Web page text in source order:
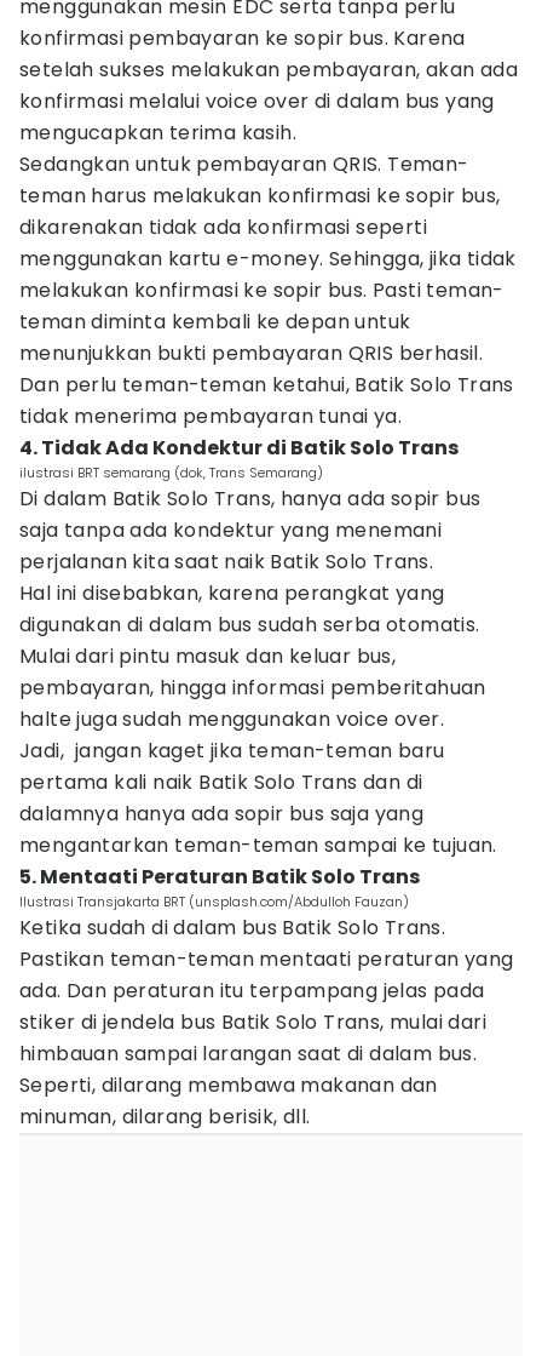
menggunakan mesin EDC serta tanpa perlu
konfirmasi pembayaran ke sopir bus. Karena
setelah sukses melakukan pembayaran, akan ada
konfirmasi melalui voice over di dalam bus yang
mengucapkan terima kasih.
Sedangkan untuk pembayaran QRIS. Teman-
teman harus melakukan konfirmasi ke sopir bus,
dikarenakan tidak ada konfirmasi seperti
menggunakan kartu e-money. Sehingga, jika tidak
melakukan konfirmasi ke sopir bus. Pasti teman-
teman diminta kembali ke depan untuk
menunjukkan bukti pembayaran QRIS berhasil.
Dan perlu teman-teman ketahui, Batik Solo Trans
tidak menerima pembayaran tunai ya.
4. Tidak Ada Kondektur di Batik Solo Trans
ilustrasi BRT semarang (dok, Trans Semarang)
Di dalam Batik Solo Trans, hanya ada sopir bus
saja tanpa ada kondektur yang menemani
perjalanan kita saat naik Batik Solo Trans.
Hal ini disebabkan, karena perangkat yang
digunakan di dalam bus sudah serba otomatis.
Mulai dari pintu masuk dan keluar bus,
pembayaran, hingga informasi pemberitahuan
halte juga sudah menggunakan voice over.
Jadi, jangan kaget jika teman-teman baru
pertama kali naik Batik Solo Trans dan di
dalamnya hanya ada sopir bus saja yang
mengantarkan teman-teman sampai ke tujuan.
5. Mentaati Peraturan Batik Solo Trans
Ilustrasi Transjakarta BRT (unsplash.com/Abdulloh Fauzan)
Ketika sudah di dalam bus Batik Solo Trans.
Pastikan teman-teman mentaati peraturan yang
ada. Dan peraturan itu terpampang jelas pada
stiker di jendela bus Batik Solo Trans, mulai dari
himbauan sampai larangan saat di dalam bus.
Seperti, dilarang membawa makanan dan
minuman, dilarang berisik, dll.